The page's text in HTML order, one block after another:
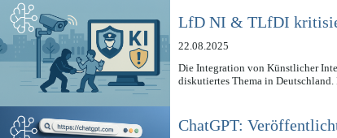
LfD NI & TLfDI
22.08.2025
Die Integration von Künstlicher
diskutiertes Thema in
ChatGPT: